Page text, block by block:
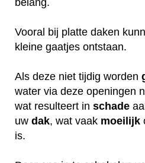
belang.
Vooral bij platte daken
kleine gaatjes ontstaan.
Als deze niet tijdig worden
water via deze openingen
wat resulteert in schade
uw dak, wat vaak moeilijk
is.